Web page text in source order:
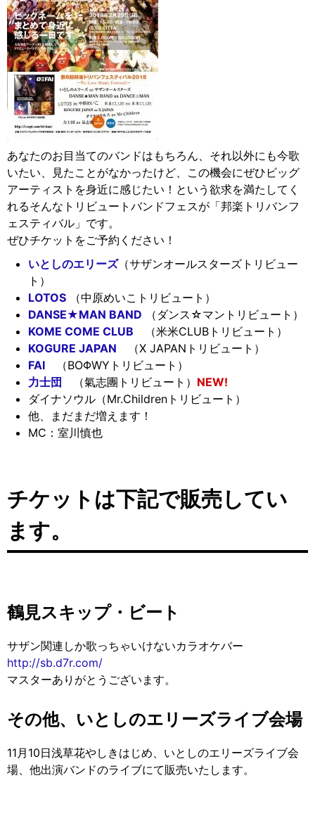
あなたのお目当てのバンドはもちろん、それ以外にも今歌
いたい、見たことがなかったけど、この機会にぜひビッグ
アーティストを身近に感じたい！という欲求を満たしてく
れるそんなトリビュートバンドフェスが「邦楽トリバンフ
ェスティバル」です。
ぜひチケットをご予約ください！
いとしのエリーズ（サザンオールスターズトリビュー
ト）
LOTOS （中原めいこトリビュート）
DANSE★MAN BAND （ダンス☆マントリビュート）
KOME COME CLUB
（米米CLUBトリビュート）
KOGURE JAPAN
（X JAPANトリビュート）
FAI
（BOΦWYトリビュート）
力士団
（氣志團トリビュート） NEW!
ダイナソウル（Mr.Childrenトリビュート）
他、まだまだ増えます！
MC：室川慎也
チケットは下記で販売してい
ます。
鶴見スキップ・ビート
サザン関連しか歌っちゃいけないカラオケバー
http://sb.d7r.com/
マスターありがとうございます。
その他、いとしのエリーズライブ会場
11月10日浅草花やしきはじめ、いとしのエリーズライブ会
場、他出演バンドのライブにて販売いたします。